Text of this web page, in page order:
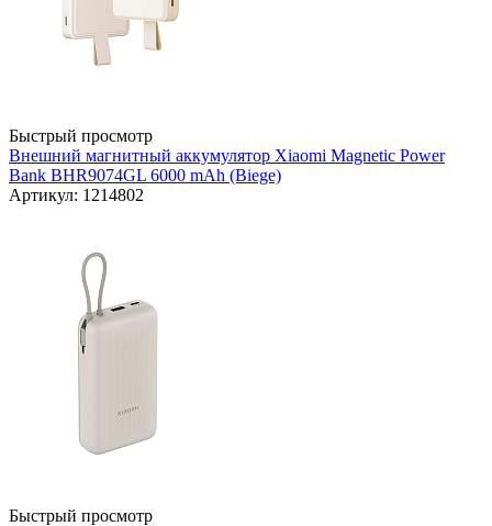
Быстрый просмотр
Внешний магнитный аккумулятор Xiaomi Magnetic Power
Bank BHR9074GL 6000 mAh (Biege)
Артикул: 1214802
Быстрый просмотр